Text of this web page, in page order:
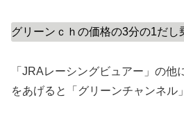
グリーンｃｈの価格の3分の1だし
「JRAレーシングビュアー」の他
をあげると「グリーンチャンネル